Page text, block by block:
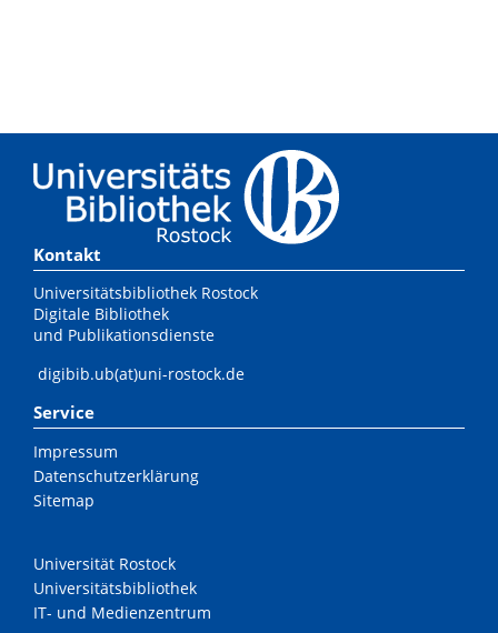
Kontakt
Universitätsbibliothek Rostock
Digitale Bibliothek
und Publikationsdienste
digibib.ub(at)uni-rostock.de
Service
Impressum
Datenschutzerklärung
Sitemap
Universität Rostock
Universitätsbibliothek
IT- und Medienzentrum